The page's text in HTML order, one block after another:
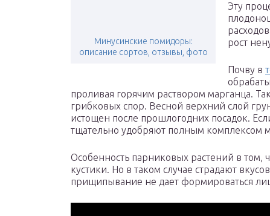
Минусинские помидоры:
описание сортов, отзывы, фото
Эту
рост
Почву в
проливая горячим раствором марганца.
грибковых спор. Весной верхний слой
истощен после прошлогодних посадок.
тщательно удобряют полным комплексом
Особенность парниковых растений в
кустики. Но в таком случае страдают
прищипывание не дает формироваться